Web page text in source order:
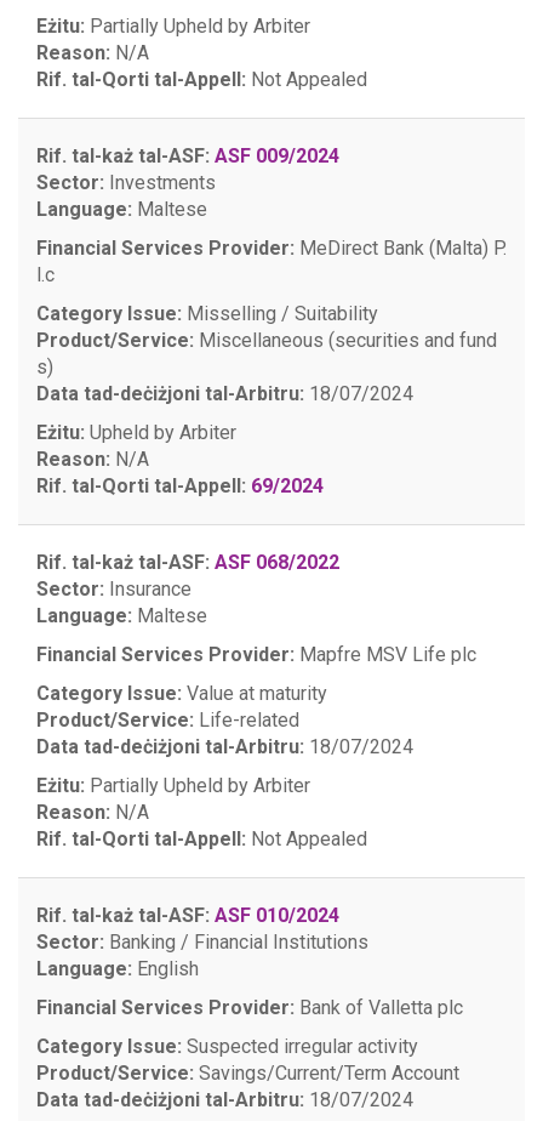
Eżitu: Partially Upheld by Arbiter
Reason: N/A
Rif. tal-Qorti tal-Appell: Not Appealed
Rif. tal-każ tal-ASF: ASF 009/2024
Sector: Investments
Language: Maltese
Financial Services Provider: MeDirect Bank (Malta) P.
l.c
Category Issue: Misselling / Suitability
Product/Service: Miscellaneous (securities and fund
s)
Data tad-deċiżjoni tal-Arbitru: 18/07/2024
Eżitu: Upheld by Arbiter
Reason: N/A
Rif. tal-Qorti tal-Appell: 69/2024
Rif. tal-każ tal-ASF: ASF 068/2022
Sector: Insurance
Language: Maltese
Financial Services Provider: Mapfre MSV Life plc
Category Issue: Value at maturity
Product/Service: Life-related
Data tad-deċiżjoni tal-Arbitru: 18/07/2024
Eżitu: Partially Upheld by Arbiter
Reason: N/A
Rif. tal-Qorti tal-Appell: Not Appealed
Rif. tal-każ tal-ASF: ASF 010/2024
Sector: Banking / Financial Institutions
Language: English
Financial Services Provider: Bank of Valletta plc
Category Issue: Suspected irregular activity
Product/Service: Savings/Current/Term Account
Data tad-deċiżjoni tal-Arbitru: 18/07/2024